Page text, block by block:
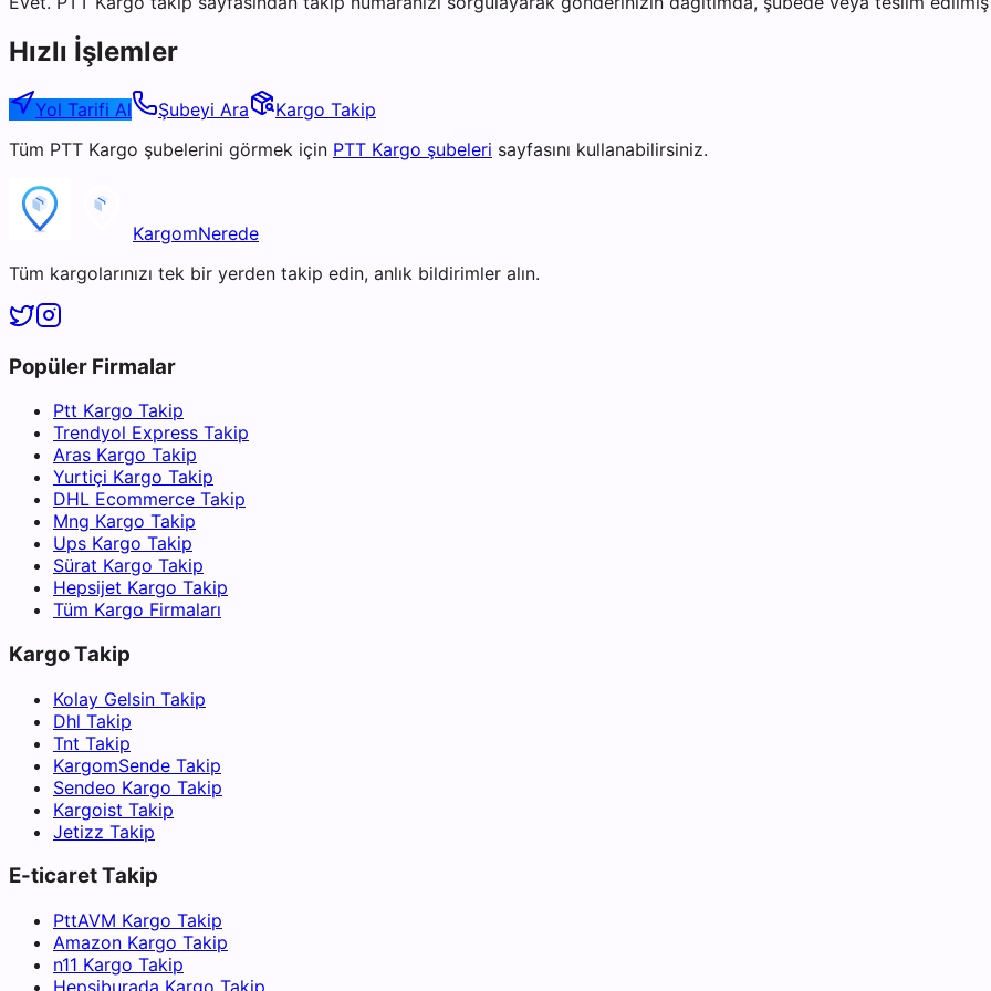
Hızlı İşlemler
Yol Tarifi Al Şubeyi Ara
Kargo Takip
Tüm PTT Kargo şubelerini görmek için PTT Kargo şubeleri sayfasını kullanabilirsiniz.
KargomNerede
Tüm kargolarınızı tek bir yerden takip edin, anlık bildirimler alın.
Popüler Firmalar
Ptt Kargo Takip
Trendyol Express Takip
Aras Kargo Takip
Yurtiçi Kargo Takip
DHL Ecommerce Takip
Mng Kargo Takip
Ups Kargo Takip
Sürat Kargo Takip
Hepsijet Kargo Takip
Tüm Kargo Firmaları
Kargo Takip
Kolay Gelsin Takip
Dhl Takip
Tnt Takip
KargomSende Takip
Sendeo Kargo Takip
Kargoist Takip
Jetizz Takip
E-ticaret Takip
PttAVM Kargo Takip
Amazon Kargo Takip
n11 Kargo Takip